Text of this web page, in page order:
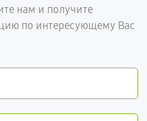
нам и получите
по интересующему Вас